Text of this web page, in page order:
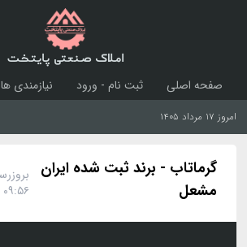
املاک صنعتی پایتخت
صفحه اصلی ثبت نام - ورود نیازمندی ها
امروز ۱۷ مرداد ۱۴۰۵
گرماتاب - برند ثبت شده ایران
مشعل
۰۹:۵۶